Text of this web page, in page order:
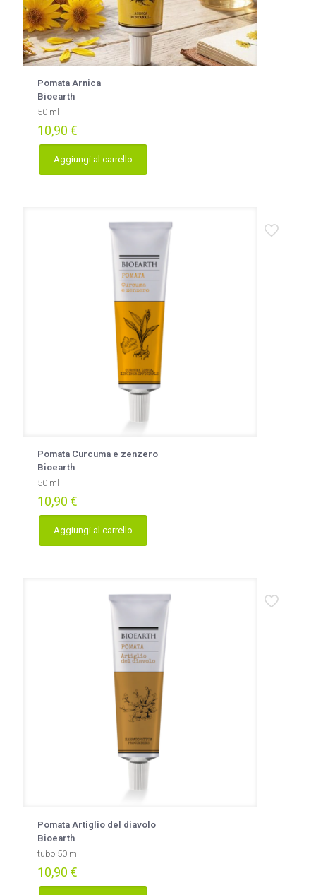
Pomata Arnica
Bioearth
50 ml
10,90 €
Aggiungi al carrello
Pomata Curcuma e zenzero
Bioearth
50 ml
10,90 €
Aggiungi al carrello
Pomata Artiglio del diavolo
Bioearth
tubo 50 ml
10,90 €